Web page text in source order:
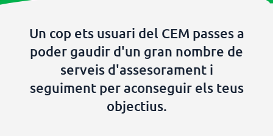
Un cop ets usuari del CEM passes a
poder gaudir d'un gran nombre de
serveis d'assesorament i
seguiment per aconseguir els teus
objectius.